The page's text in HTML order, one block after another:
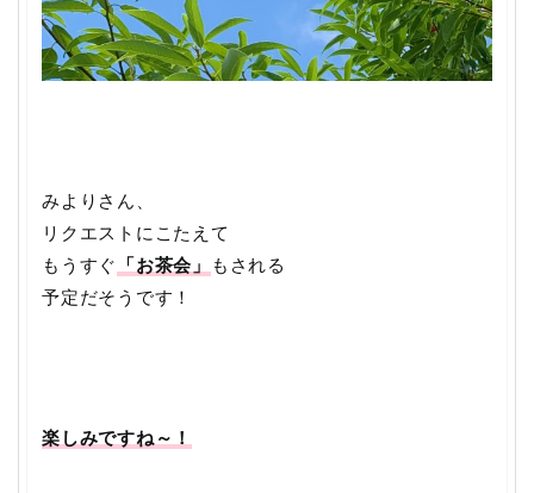
みよりさん、
リクエストにこたえて
もうすぐ 「お茶会」 もされる
予定だそうです！
楽しみですね～！